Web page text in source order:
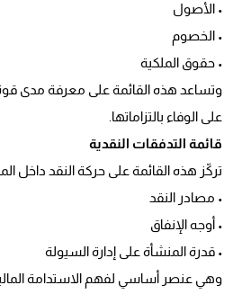
• الأصول
• الخصوم
• حقوق الملكية
وتساعد هذه القائمة على معرفة مدى قوة
على الوفاء بالتزاماتها.
قائمة التدفقات النقدية
تركّز هذه القائمة على حركة النقد داخل
• مصادر النقد
• أوجه الإنفاق
• قدرة المنشأة على إدارة السيولة
وهي عنصر أساسي لفهم الاستدامة